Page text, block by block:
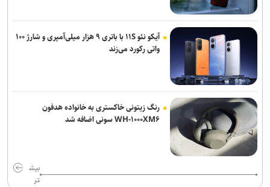
آیکو نئو ۱۱S با باتری ۹ هزار میلی‌آمپری و شارژ ۱۰۰
واتی رکورد می‌زند
رنگ زیتونی خاکستری به خانواده هدفون
WH-۱۰۰۰XM۶ سونی اضافه شد
بیش
تر